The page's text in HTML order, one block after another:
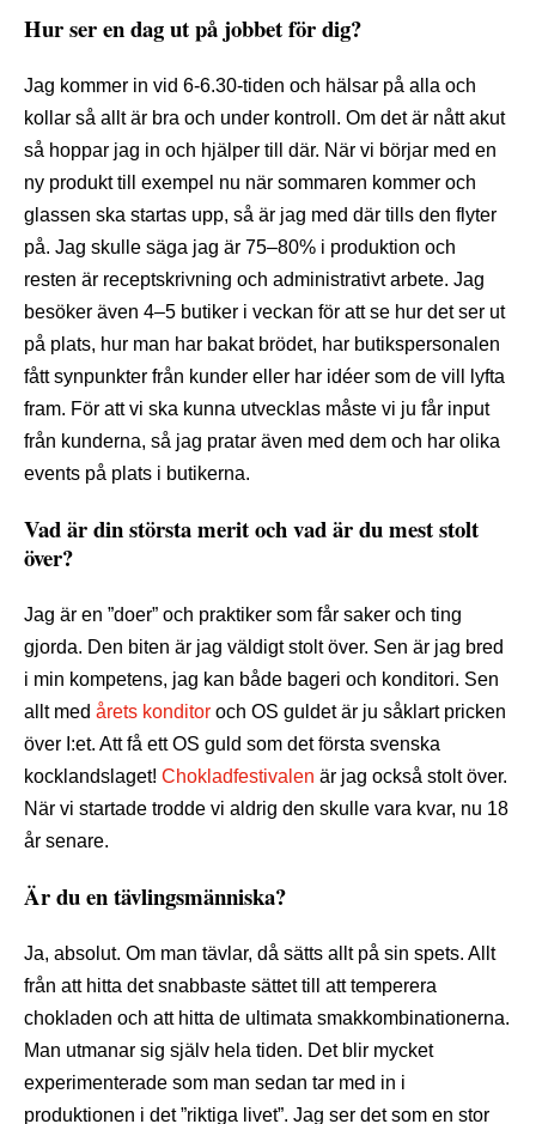
Hur ser en dag ut på jobbet för dig?
Jag kommer in vid 6-6.30-tiden och hälsar på alla och
kollar så allt är bra och under kontroll. Om det är nått akut
så hoppar jag in och hjälper till där. När vi börjar med en
ny produkt till exempel nu när sommaren kommer och
glassen ska startas upp, så är jag med där tills den flyter
på. Jag skulle säga jag är 75–80% i produktion och
resten är receptskrivning och administrativt arbete. Jag
besöker även 4–5 butiker i veckan för att se hur det ser ut
på plats, hur man har bakat brödet, har butikspersonalen
fått synpunkter från kunder eller har idéer som de vill lyfta
fram. För att vi ska kunna utvecklas måste vi ju får input
från kunderna, så jag pratar även med dem och har olika
events på plats i butikerna.
Vad är din största merit och vad är du mest stolt
över?
Jag är en ”doer” och praktiker som får saker och ting
gjorda. Den biten är jag väldigt stolt över. Sen är jag bred
i min kompetens, jag kan både bageri och konditori. Sen
allt med årets konditor och OS guldet är ju såklart pricken
över I:et. Att få ett OS guld som det första svenska
kocklandslaget! Chokladfestivalen är jag också stolt över.
När vi startade trodde vi aldrig den skulle vara kvar, nu 18
år senare.
Är du en tävlingsmänniska?
Ja, absolut. Om man tävlar, då sätts allt på sin spets. Allt
från att hitta det snabbaste sättet till att temperera
chokladen och att hitta de ultimata smakkombinationerna.
Man utmanar sig själv hela tiden. Det blir mycket
experimenterade som man sedan tar med in i
produktionen i det ”riktiga livet”. Jag ser det som en stor